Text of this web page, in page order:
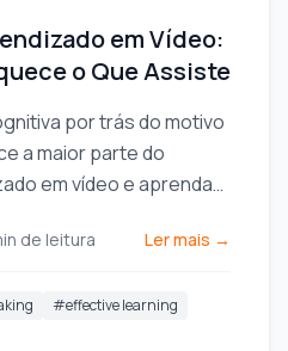
em Vídeo:
o Que Assiste
por trás do motivo
a maior parte do
em vídeo e aprenda
de leitura Ler mais →
#effective learning